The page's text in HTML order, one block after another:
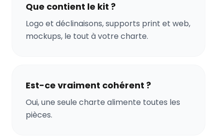
Que contient le kit ?
Logo et déclinaisons, supports print et web,
mockups, le tout à votre charte.
Est-ce vraiment cohérent ?
Oui, une seule charte alimente toutes les
pièces.